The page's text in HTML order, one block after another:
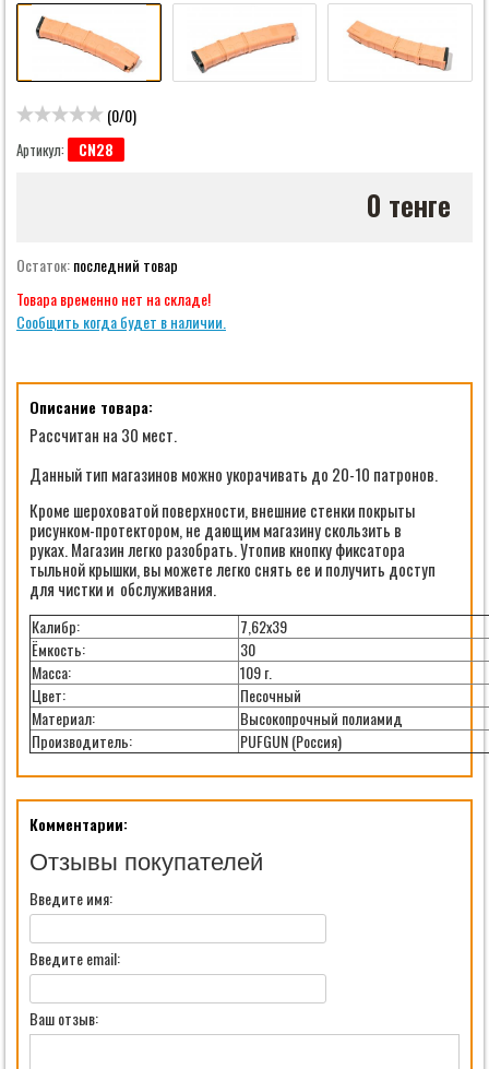
(0/0)
Артикул: CN28
0 тенге
Остаток:последний товар
Товара временно нет на складе!
Сообщить когда будет в наличии.
Описание товара:
Рассчитан на 30 мест.
Данный тип магазинов можно укорачивать до 20-10 патронов.
Кроме шероховатой поверхности, внешние стенки покрыты
рисунком-протектором, не дающим магазину скользить в
руках. Магазин легко разобрать. Утопив кнопку фиксатора
тыльной крышки, вы можете легко снять ее и получить доступ
для чистки и обслуживания.
Калибр:
7,62х39
Ёмкость:
30
Масса:
109 г.
Цвет:
Песочный
Материал:
Высокопрочный полиамид
Производитель:
PUFGUN (Россия)
Комментарии:
Отзывы покупателей
Введите имя:
Введите email:
Ваш отзыв: